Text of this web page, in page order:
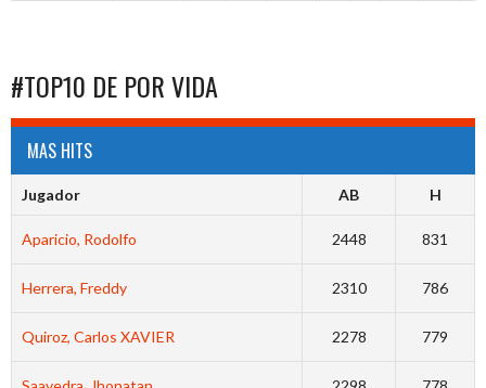
#TOP10 DE POR VIDA
MAS HITS
Jugador AB H
Aparicio, Rodolfo 2448 831
Herrera, Freddy 2310 786
Quiroz, Carlos XAVIER 2278 779